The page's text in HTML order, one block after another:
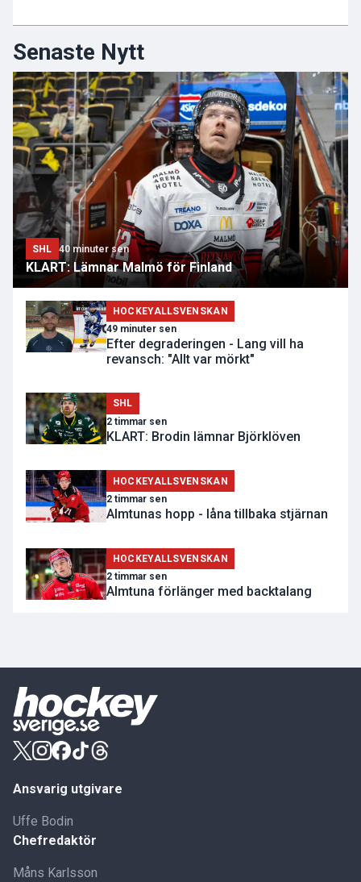
Senaste Nytt
SHL 40 minuter sen
KLART: Lämnar Malmö för Finland
HOCKEYALLSVENSKAN
49 minuter sen
Efter degraderingen - Lang vill ha
revansch: "Allt var mörkt"
SHL
2 timmar sen
KLART: Brodin lämnar Björklöven
HOCKEYALLSVENSKAN
2 timmar sen
Almtunas hopp - låna tillbaka stjärnan
HOCKEYALLSVENSKAN
2 timmar sen
Almtuna förlänger med backtalang
Ansvarig utgivare
Uffe Bodin
Chefredaktör
Måns Karlsson